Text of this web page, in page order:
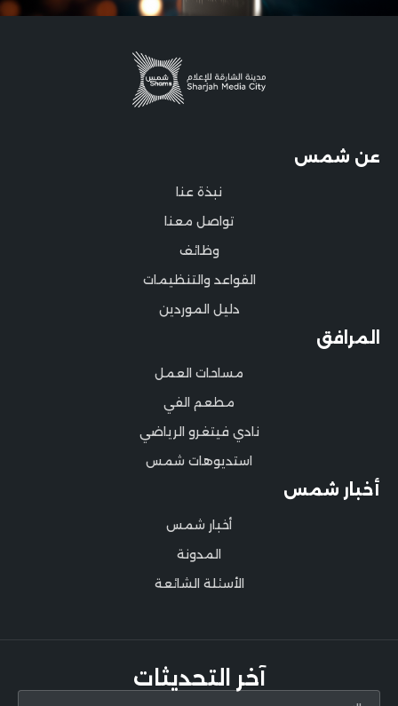
عن شمس
نبذة عنا
تواصل معنا
وظائف
القواعد والتنظيمات
دليل الموردين
المرافق
مساحات العمل
مطعم الفي
نادي فيتغرو الرياضي
استديوهات شمس
أخبار شمس
أخبار شمس
المدونة
الأسئلة الشائعة
آخر التحديثات